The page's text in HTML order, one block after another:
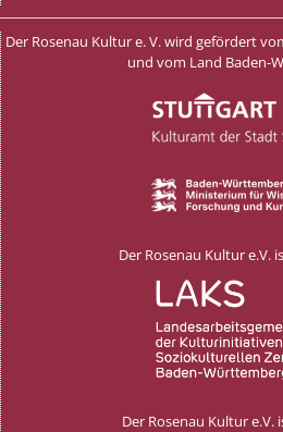
Der Rosenau Kultur e. V. wird gefördert
und vom Land Baden-
Der Rosenau Kultur e.V.
Der Rosenau Kultur e.V.